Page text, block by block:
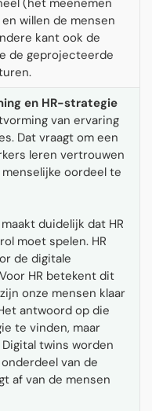
(het meenemen
willen de mensen
kant ook de
de geprojecteerde
en HR-strategie
van ervaring
Dat vraagt om een
leren vertrouwen
oordeel te
duidelijk dat HR
moet spelen. HR
de digitale
HR betekent dit
onze mensen klaar
antwoord op die
te vinden, maar
twins worden
van de
af van de mensen